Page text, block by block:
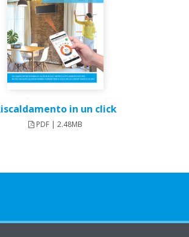
in un click
PDF | 2.48MB